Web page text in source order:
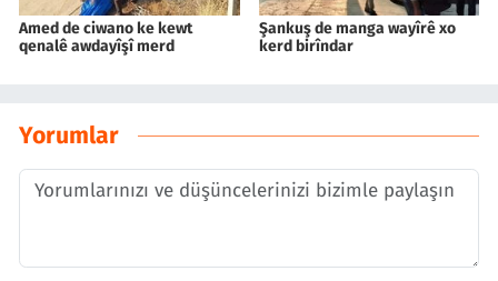
Amed de ciwano ke kewt
qenalê awdayîşî merd
Şankuş de manga wayîrê xo
kerd birîndar
Yorumlar